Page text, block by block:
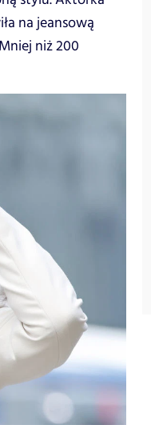
na jeansową
niż 200